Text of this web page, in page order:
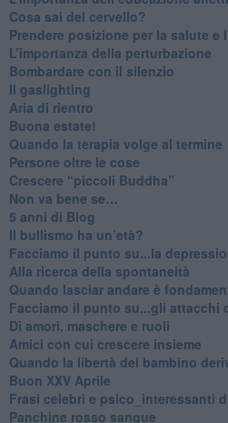
​Cosa sai del cervello?
Prendere posizione per la salute e
L’importanza della perturbazione
​Bombardare con il silenzio
Il gaslighting
Aria di rientro
Buona estate!
​Quando la terapia volge al termine
​Persone oltre le cose
​Crescere “piccoli Buddha”
Non va bene se…
​5 anni di Blog
​Il bullismo ha un’età?
Facciamo il punto su...la
​Alla ricerca della spontaneità
​Quando lasciar andare è
Facciamo il punto su...gli attacchi
Di amori, maschere e ruoli
​Amici con cui crescere insieme
​Quando la libertà del bambino
Buon XXV Aprile
​Frasi celebri e psico_interessanti
​Panchine rosso sangue